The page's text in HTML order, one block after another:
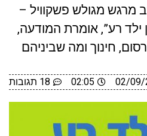
מרגש מגולש פשקוויל –
ילד רע”, אומרת המודעה,
חינוך ומה שביניהם
02/09/
02:05 18 תגובות